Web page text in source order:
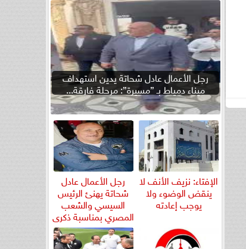
رجل الأعمال عادل شحاتة يدين استهداف
ميناء دمياط بـ ”مسيرة”: مرحلة فارقة...
الإفتاء: نزيف الأنف لا
ينقض الوضوء ولا
يوجب إعادته
رجل الأعمال عادل
شحاتة يهنئ الرئيس
السيسي والشعب
المصري بمناسبة ذكرى
ثورة...